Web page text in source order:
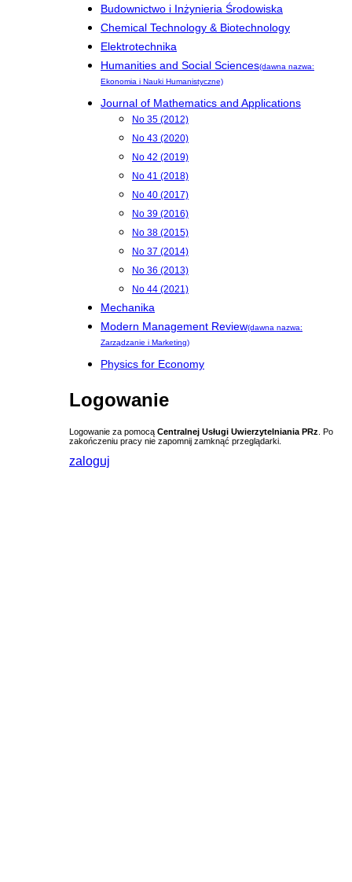
Budownictwo i Inżynieria Środowiska
Chemical Technology & Biotechnology
Elektrotechnika
Humanities and Social Sciences(dawna nazwa:
Ekonomia i Nauki Humanistyczne)
Journal of Mathematics and Applications
No 35 (2012)
No 43 (2020)
No 42 (2019)
No 41 (2018)
No 40 (2017)
No 39 (2016)
No 38 (2015)
No 37 (2014)
No 36 (2013)
No 44 (2021)
Mechanika
Modern Management Review(dawna nazwa:
Zarządzanie i Marketing)
Physics for Economy
Logowanie
Logowanie za pomocą Centralnej Usługi Uwierzytelniania PRz . Po
zakończeniu pracy nie zapomnij zamknąć przeglądarki.
zaloguj